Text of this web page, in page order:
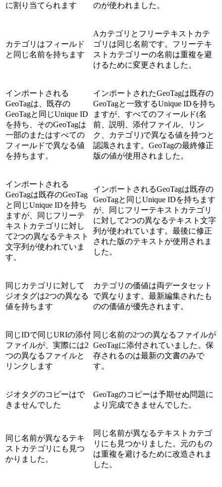
に割り当てられます
のが使われました。
カテゴリはフィールド
と同じ名前を持ちます
Aカテゴリとフリーテキストカテ
ゴリは同じ名前です。フリーテキ
ストカテゴリーの名前は重複を避
けるために変更されました。
インポートされる
GeoTagは、既存の
GeoTagと同じUnique ID
を持ち、そのGeoTagは
一部のまたはすべての
フィールドで異なる値
を持ちます。
インポートされたGeoTagは既存の
GeoTagと一致するUnique IDを持ち
ますが、すべてのフィールド(名
前、説明、添付ファイル、リン
ク、カテゴリ)で異なる値を持つと
認識されます。GeoTagの最終修正
版の値が使用されました。
インポートされる
GeoTagは既存のGeoTag
と同じUnique IDを持ち
ますが、同じフリーテ
キストカテゴリに対し
て2つの異なるテキスト
文字列が使われていま
す。
インポートされるGeoTagは既存の
GeoTagと同じUnique IDを持ちます
が、同じフリーテキストカテゴリ
に対して2つの異なるテキスト文字
列が使われています。最後に修正
された版のテキストが使用されま
した。
同じカテゴリに対して
ジオタグは2つの異なる
値を持ちます
カテゴリの価値は両データセット
で異なります。最新編集されたも
のの価値が優先されます。
同じIDで同じURIの添付
ファイルが、実際には2
つの異なるファイルと
リンクします
同じ名前の2つの異なるファイルが
GeoTagに添付されていました。保
存されるのは最新の文書のみで
す。
ジオタグのコピーはで
きませんでした
GeoTagのコピーは予期せぬ問題に
より完成できませんでした。
同じ名前が異なるテキ
ストカテゴリにも見つ
かりました。
同じ名前が異なるテキストカテゴ
リにも見つかりました。元のもの
は重複を避けるために改造されま
した。